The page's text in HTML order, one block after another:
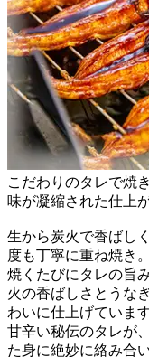
こだわりのタレで焼
味が凝縮された仕上
生から炭火で香ばし
度も丁寧に重ね焼き。
焼くたびにタレの旨
火の香ばしさとうな
わいに仕上げています
甘辛い秘伝のタレが
た身に絶妙に絡み合